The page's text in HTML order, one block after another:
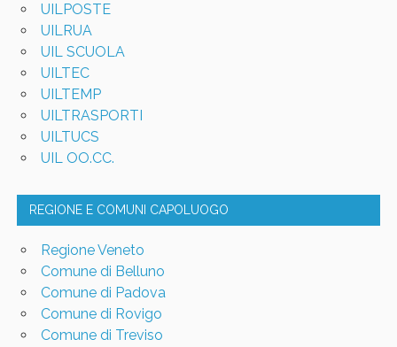
UILPOSTE
UILRUA
UIL SCUOLA
UILTEC
UILTEMP
UILTRASPORTI
UILTUCS
UIL OO.CC.
REGIONE E COMUNI CAPOLUOGO
Regione Veneto
Comune di Belluno
Comune di Padova
Comune di Rovigo
Comune di Treviso